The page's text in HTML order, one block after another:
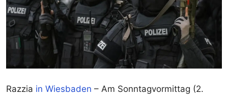
Razzia in Wiesbaden – Am Sonntagvormittag (2.